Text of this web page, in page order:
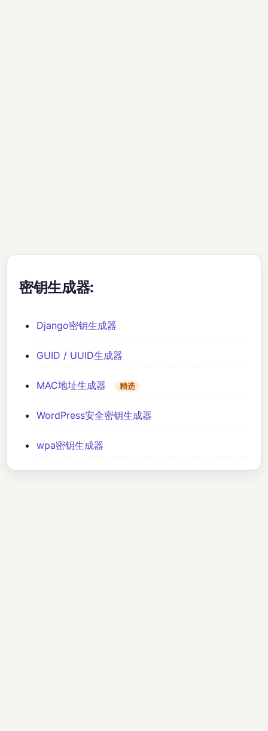
密钥生成器:
Django密钥生成器
GUID / UUID生成器
MAC地址生成器 精选
WordPress安全密钥生成器
wpa密钥生成器